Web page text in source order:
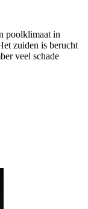
poolklimaat in
zuiden is berucht
veel schade